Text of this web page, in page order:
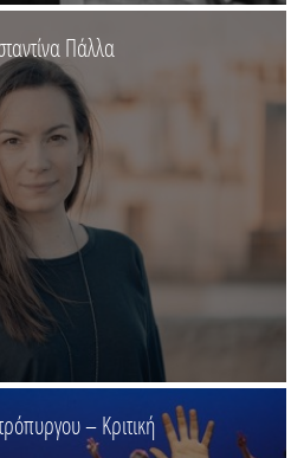
Πάλλα
– Κριτική